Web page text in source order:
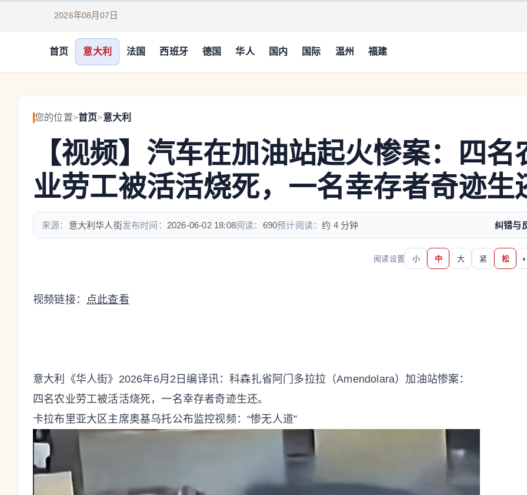
2026年08月07日
首页 意大利 法国 西班牙 德国 华人 国内 国际 温州 福建
您的位置>首页>意大利
【视频】汽车在加油站起火惨案：四名
业劳工被活活烧死，一名幸存者奇迹生
来源： 意大利华人街发布时间： 2026-06-02 18:08阅读： 690预计阅读：约 4 分钟 纠错与
阅读设置 小 中 大 紧 松 ◐
视频链接： 点此查看
意大利《华人街》2026年6月2日编译讯：科森扎省阿门多拉拉（Amendolara）加油站惨案：
四名农业劳工被活活烧死，一名幸存者奇迹生还。
卡拉布里亚大区主席奥基乌托公布监控视频：“惨无人道”